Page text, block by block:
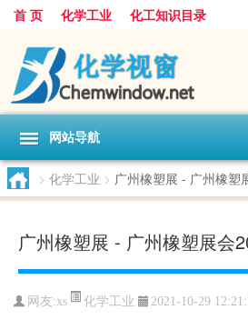
首 页 化学工业 化工知识目录
网站导航
> 化学工业 > 广州橡塑展 - 广州橡塑
广州橡塑展 - 广州橡塑展会
网友:xs 化学工业 2021-10-29